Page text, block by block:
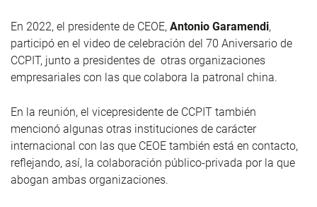
En 2022, el presidente de CEOE, Antonio Garamendi,
participó en el video de celebración del 70 Aniversario de
CCPIT, junto a presidentes de otras organizaciones
empresariales con las que colabora la patronal china.
En la reunión, el vicepresidente de CCPIT también
mencionó algunas otras instituciones de carácter
internacional con las que CEOE también está en contacto,
reflejando, así, la colaboración público-privada por la que
abogan ambas organizaciones.